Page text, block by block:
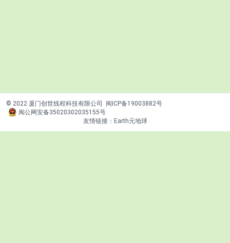
© 2022 厦门创世线程科技有限公司
闽ICP备19003882号
闽公网安备35020302035155号
友情链接： Earth元地球